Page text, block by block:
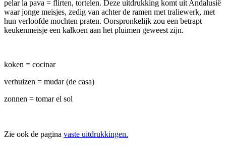
pelar la pava = flirten, tortelen. Deze uitdrukking komt uit Andalusië
waar jonge meisjes, zedig van achter de ramen met traliewerk, met
hun verloofde mochten praten. Oorspronkelijk zou een betrapt
keukenmeisje een kalkoen aan het pluimen geweest zijn.
koken = cocinar
verhuizen = mudar (de casa)
zonnen = tomar el sol
Zie ook de pagina vaste uitdrukkingen.